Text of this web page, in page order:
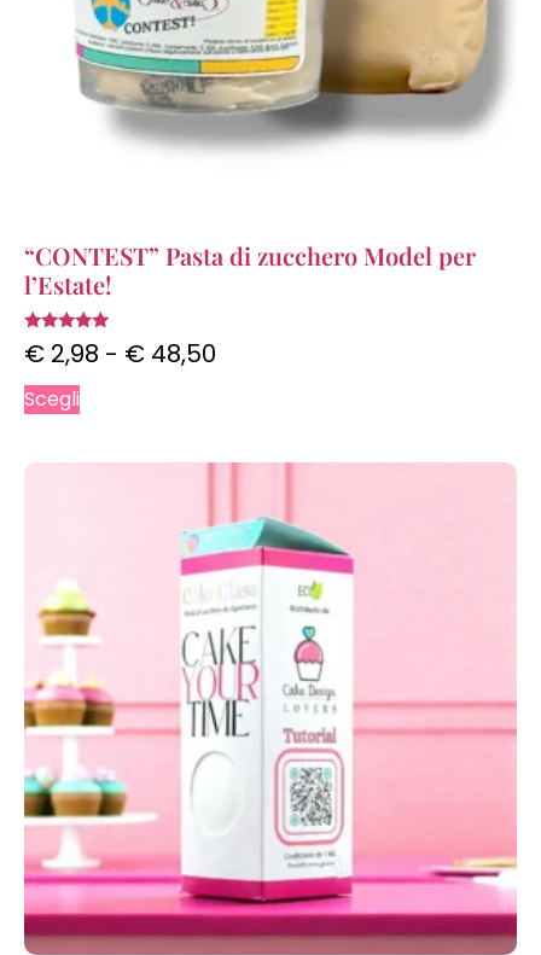
“CONTEST” Pasta di zucchero Model per
l’Estate!
Valutato
4.93
€ 2,98 - € 48,50
Scegli